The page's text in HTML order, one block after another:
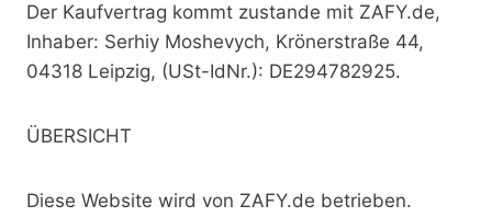
Der Kaufvertrag kommt zustande mit ZAFY.de,
Inhaber: Serhiy Moshevych, Krönerstraße 44,
04318 Leipzig, (USt-IdNr.): DE294782925.
ÜBERSICHT
Diese Website wird von ZAFY.de betrieben.